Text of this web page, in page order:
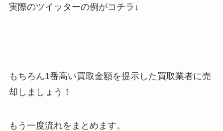
実際のツイッターの例がコチラ↓
もちろん1番高い買取金額を提示した買取業者に売
却しましょう！
もう一度流れをまとめます。